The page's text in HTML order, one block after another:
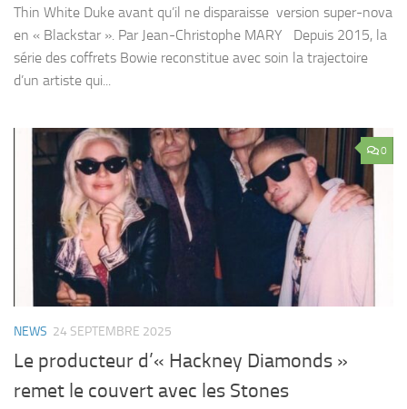
Thin White Duke avant qu’il ne disparaisse version super-nova
en « Blackstar ». Par Jean-Christophe MARY Depuis 2015, la
série des coffrets Bowie reconstitue avec soin la trajectoire
d’un artiste qui...
0
NEWS 24 SEPTEMBRE 2025
Le producteur d’« Hackney Diamonds »
remet le couvert avec les Stones